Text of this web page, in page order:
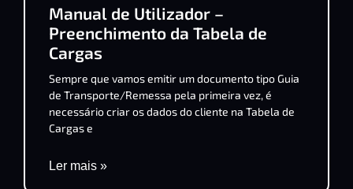
Manual de Utilizador –
Preenchimento da Tabela de
Cargas
Sempre que vamos emitir um documento tipo Guia
de Transporte/Remessa pela primeira vez, é
necessário criar os dados do cliente na Tabela de
Cargas e
Ler mais »